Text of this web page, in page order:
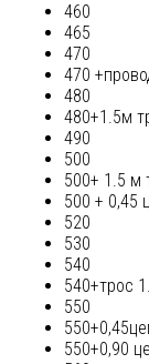
460
465
470
470
480
480+1.5м
490
500
500+ 1.5 м
500 + 0,45
520
530
540
540+трос
550
550+0,90